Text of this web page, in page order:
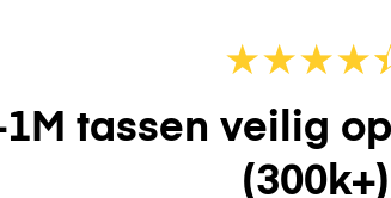
★★★★
tassen veilig
(300k+)